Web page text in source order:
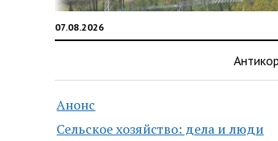
07.08.2026
Анонс
Сельское хозяйство: дела и люди